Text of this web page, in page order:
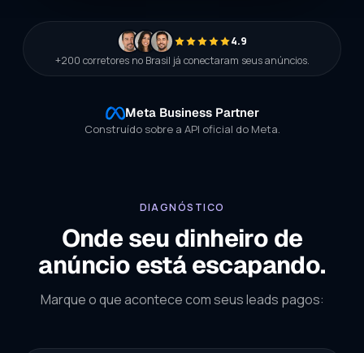
4.9
+200 corretores no Brasil já conectaram seus anúncios.
Meta Business Partner
Construído sobre a API oficial do Meta.
DIAGNÓSTICO
Onde seu dinheiro de
anúncio está escapando.
Marque o que acontece com seus leads pagos: